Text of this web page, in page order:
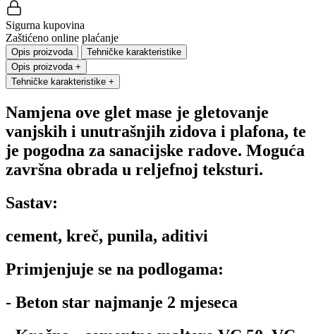
Sigurna kupovina
Zaštićeno online plaćanje
Opis proizvoda
Tehničke karakteristike
Opis proizvoda +
Tehničke karakteristike +
Namjena ove glet mase je gletovanje
vanjskih i unutrašnjih zidova i plafona, te
je pogodna za sanacijske radove. Moguća
završna obrada u reljefnoj teksturi.
Sastav:
cement, kreč, punila, aditivi
Primjenjuje se na podlogama:
- Beton star najmanje 2 mjeseca